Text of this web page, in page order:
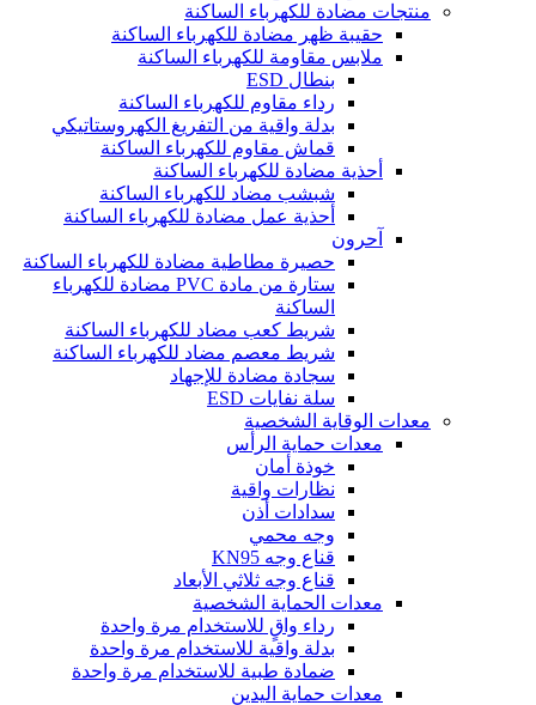
منتجات مضادة للكهرباء الساكنة
حقيبة ظهر مضادة للكهرباء الساكنة
ملابس مقاومة للكهرباء الساكنة
بنطال ESD
رداء مقاوم للكهرباء الساكنة
بدلة واقية من التفريغ الكهروستاتيكي
قماش مقاوم للكهرباء الساكنة
أحذية مضادة للكهرباء الساكنة
شبشب مضاد للكهرباء الساكنة
أحذية عمل مضادة للكهرباء الساكنة
آحرون
حصيرة مطاطية مضادة للكهرباء الساكنة
ستارة من مادة PVC مضادة للكهرباء
الساكنة
شريط كعب مضاد للكهرباء الساكنة
شريط معصم مضاد للكهرباء الساكنة
سجادة مضادة للإجهاد
سلة نفايات ESD
معدات الوقاية الشخصية
معدات حماية الرأس
خوذة أمان
نظارات واقية
سدادات أذن
وجه محمي
قناع وجه KN95
قناع وجه ثلاثي الأبعاد
معدات الحماية الشخصية
رداء واقٍ للاستخدام مرة واحدة
بدلة واقية للاستخدام مرة واحدة
ضمادة طبية للاستخدام مرة واحدة
معدات حماية اليدين